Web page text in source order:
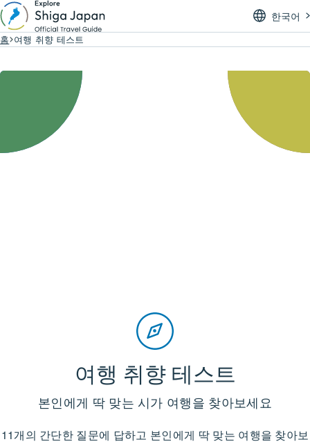
한국어
홈 여행 취향 테스트
여행 취향 테스트
본인에게 딱 맞는 시가 여행을 찾아보세요
11개의 간단한 질문에 답하고 본인에게 딱 맞는 여행을 찾아보